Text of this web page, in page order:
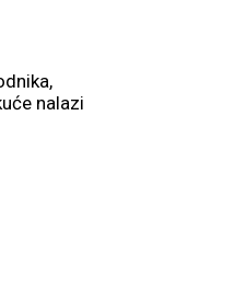
nalazi